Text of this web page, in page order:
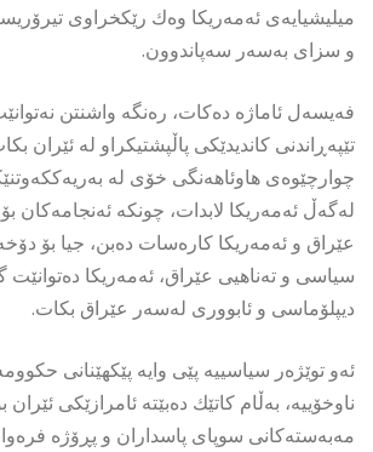
میلیشیایەی ئەمەریكا وەك رێكخراوی
و سزای بەسەر سەپاندوون.
فەیسەل ئاماژە دەكات، رەنگە واشنتن
تێپەڕاندنی كاندیدێكی پاڵپشتیكراو لە ئێران
چوارچێوەی هاوئاهەنگی خۆی لە
لەگەڵ ئەمەریكا لابدات، چونكە ئەنجامەكان بۆ
عێراق و ئەمەریكا كارەسات دەبن، جیا بۆ
سیاسی و تەناهیی عێراق، ئەمەریكا
دیپلۆماسی و ئابووری لەسەر عێراق بكات.
ئەو توێژەر سیاسییە پێی وایە پێكهێنانی
ناوخۆییە، بەڵام كاتێك دەبێتە ئامرازێكی
مەبەستەكانی سوپای پاسداران و پڕۆژە